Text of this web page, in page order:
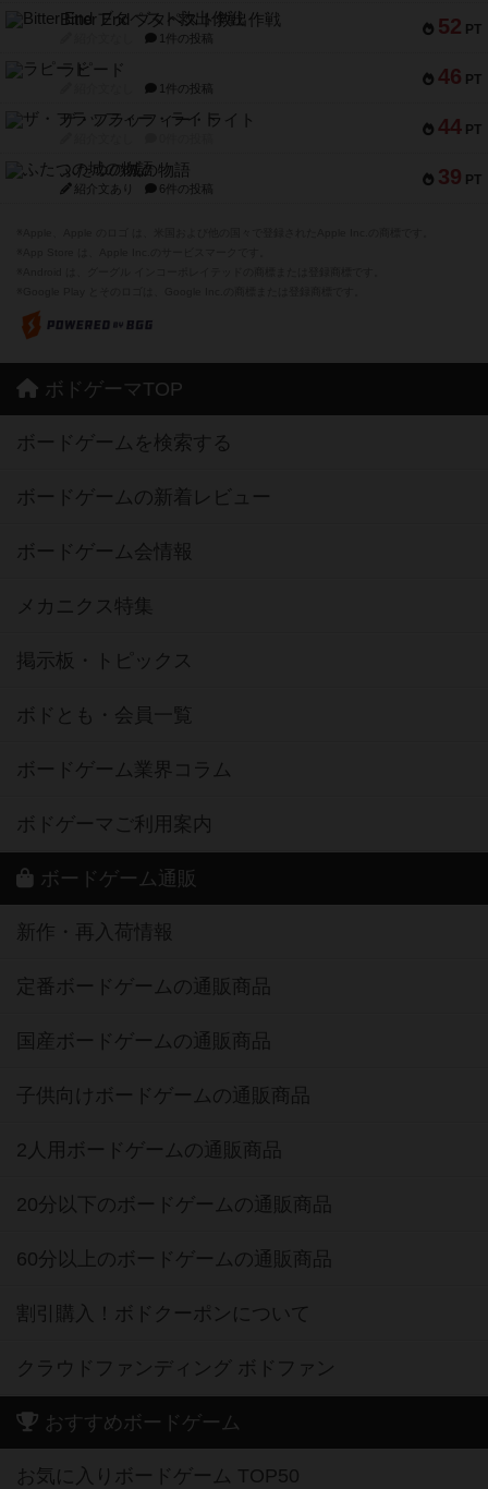
52 PT
Bitter End ブタペスト救出作戦
1件の投稿
46 PT
ラピード
1件の投稿
44 PT
ザ・フラッフィー・ライト
39 PT
ふたつの城の物語
紹介文あり 6件の投稿
ボドゲーマTOP
ボードゲームを検索する
ボードゲームの新着レビュー
ボードゲーム会情報
メカニクス特集
掲示板・トピックス
ボドとも・会員一覧
ボードゲーム業界コラム
ボドゲーマご利用案内
ボードゲーム通販
新作・再入荷情報
定番ボードゲームの通販商品
国産ボードゲームの通販商品
子供向けボードゲームの通販商品
2人用ボードゲームの通販商品
20分以下のボードゲームの通販商品
60分以上のボードゲームの通販商品
割引購入！ボドクーポンについて
クラウドファンディング ボドファン
おすすめボードゲーム
お気に入りボードゲーム TOP50